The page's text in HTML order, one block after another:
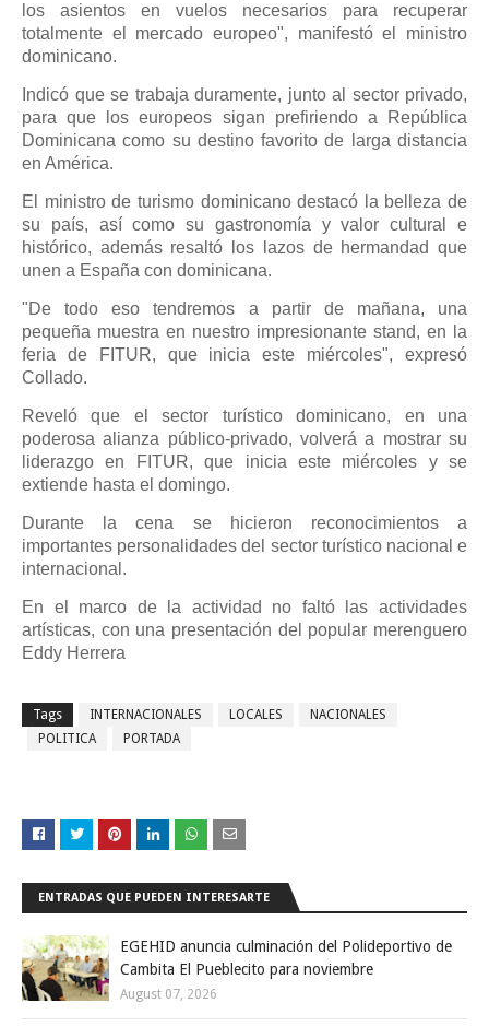
los asientos en vuelos necesarios para recuperar
totalmente el mercado europeo", manifestó el ministro
dominicano.
Indicó que se trabaja duramente, junto al sector privado,
para que los europeos sigan prefiriendo a República
Dominicana como su destino favorito de larga distancia
en América.
El ministro de turismo dominicano destacó la belleza de
su país, así como su gastronomía y valor cultural e
histórico, además resaltó los lazos de hermandad que
unen a España con dominicana.
"De todo eso tendremos a partir de mañana, una
pequeña muestra en nuestro impresionante stand, en la
feria de FITUR, que inicia este miércoles", expresó
Collado.
Reveló que el sector turístico dominicano, en una
poderosa alianza público-privado, volverá a mostrar su
liderazgo en FITUR, que inicia este miércoles y se
extiende hasta el domingo.
Durante la cena se hicieron reconocimientos a
importantes personalidades del sector turístico nacional e
internacional.
En el marco de la actividad no faltó las actividades
artísticas, con una presentación del popular merenguero
Eddy Herrera
Tags INTERNACIONALES LOCALES
NACIONALES
POLITICA
PORTADA
ENTRADAS QUE PUEDEN INTERESARTE
EGEHID anuncia culminación del Polideportivo de
Cambita El Pueblecito para noviembre
August 07, 2026